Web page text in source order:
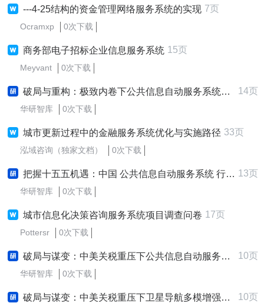
---4-25结构的资金管理网络服务系统的实现 7页
Ocramxp 0次下载
商务部电子招标企业信息服务系统 15页
Meyvant 0次下载
破局与重构：极致内卷下公共信息自动服务系统企业破局增长战略研究报告 (2025-2030版) 14页
华研智库 0次下载
城市更新过程中的金融服务系统优化与实施路径 33页
泓域咨询（独家文档） 0次下载
把握十五五机遇：中国 公共信息自动服务系统 行业及企业战略规划深度解析报告 13页
华研智库 0次下载
城市信息化决策咨询服务系统项目调查问卷 17页
Pottersr 0次下载
破局与谋变：中美关税重压下公共信息自动服务系统行业影响评估与应对策略研究报告 10页
华研智库 0次下载
破局与谋变：中美关税重压下卫星导航多模增强应用服务系统行业影响评估与应对策略研究报告 10页